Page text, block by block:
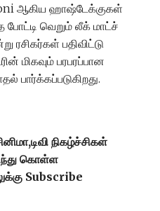
ஆகிய ஹாஷ்டேக்குகள்
போட்டி வெறும் லீக் மாட்ச்
பதிவிட்டு
மிகவும் பரபரப்பான
பார்க்கப்படுகிறது.
நிகழ்ச்சிகள்
கொள்ள
Subscribe